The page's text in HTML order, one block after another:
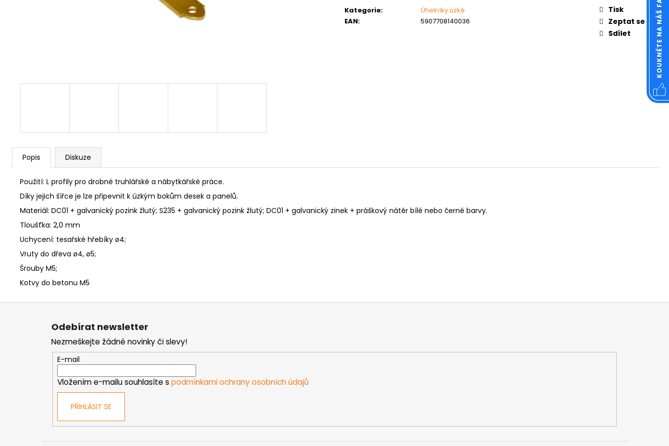
cena:
Kategorie:
Úhelníky úzké
EAN: 5907708140036
Tisk
Zeptat se
Sdílet
Popis Diskuze
Použití: L profily pro drobné truhlářské a nábytkářské práce.
Díky jejich šířce je lze připevnit k úzkým bokům desek a panelů.
Materiál: DC01 + galvanický pozink žlutý; S235 + galvanický pozink žlutý; DC01 + galvanický zinek + práškový nátěr bílé nebo černé barvy.
Tloušťka: 2,0 mm
Uchycení: tesařské hřebíky ø4;
Vruty do dřeva ø4, ø5;
Šrouby M5;
Kotvy do betonu M5
NÝT DUTÝ DVOJDÍLNÝ 3,5X10 NIKL
MATICE ŠESTIHRANNÁ PRODLOUŽENÁ
PODLOŽKA PÉROVÁ ČTVERCOVÁ NEREZ
Z
Odebírat newsletter
Nezmeškejte žádné novinky či slevy!
E-mail
Vložením e-mailu souhlasíte s podmínkami ochrany osobních údajů
PŘIHLÁSIT SE
KOUKNĚTE NA NÁŠ FACEBOOK